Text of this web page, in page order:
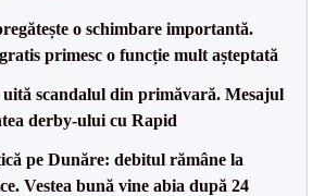
o schimbare importantă.
primesc o funcție mult așteptată
scandalul din primăvară. Mesajul
derby-ului cu Rapid
pe Dunăre: debitul rămâne la
Vestea bună vine abia după 24